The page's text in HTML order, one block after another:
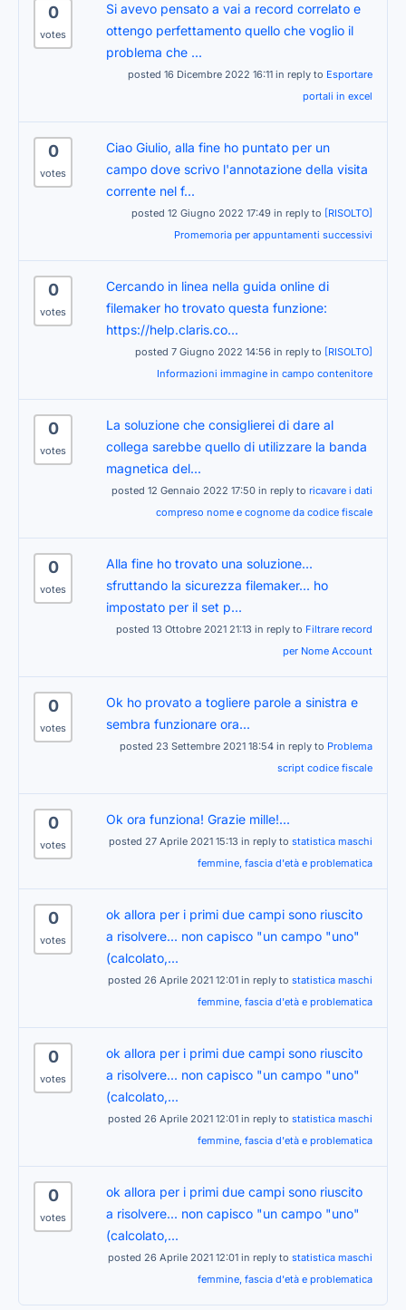
0
votes
Si avevo pensato a vai a record correlato e
ottengo perfettamento quello che voglio il
problema che ...
posted 16 Dicembre 2022 16:11 in reply to Esportare
portali in excel
0
votes
Ciao Giulio, alla fine ho puntato per un
campo dove scrivo l'annotazione della visita
corrente nel f...
posted 12 Giugno 2022 17:49 in reply to [RISOLTO]
Promemoria per appuntamenti successivi
0
votes
Cercando in linea nella guida online di
filemaker ho trovato questa funzione:
https://help.claris.co...
posted 7 Giugno 2022 14:56 in reply to [RISOLTO]
Informazioni immagine in campo contenitore
0
votes
La soluzione che consiglierei di dare al
collega sarebbe quello di utilizzare la banda
magnetica del...
posted 12 Gennaio 2022 17:50 in reply to ricavare i dati
compreso nome e cognome da codice fiscale
0
votes
Alla fine ho trovato una soluzione...
sfruttando la sicurezza filemaker... ho
impostato per il set p...
posted 13 Ottobre 2021 21:13 in reply to Filtrare record
per Nome Account
0
votes
Ok ho provato a togliere parole a sinistra e
sembra funzionare ora...
posted 23 Settembre 2021 18:54 in reply to Problema
script codice fiscale
0
votes
Ok ora funziona! Grazie mille!...
posted 27 Aprile 2021 15:13 in reply to statistica maschi
femmine, fascia d'età e problematica
0
votes
ok allora per i primi due campi sono riuscito
a risolvere... non capisco "un campo "uno"
(calcolato,...
posted 26 Aprile 2021 12:01 in reply to statistica maschi
femmine, fascia d'età e problematica
0
votes
ok allora per i primi due campi sono riuscito
a risolvere... non capisco "un campo "uno"
(calcolato,...
posted 26 Aprile 2021 12:01 in reply to statistica maschi
femmine, fascia d'età e problematica
0
votes
ok allora per i primi due campi sono riuscito
a risolvere... non capisco "un campo "uno"
(calcolato,...
posted 26 Aprile 2021 12:01 in reply to statistica maschi
femmine, fascia d'età e problematica